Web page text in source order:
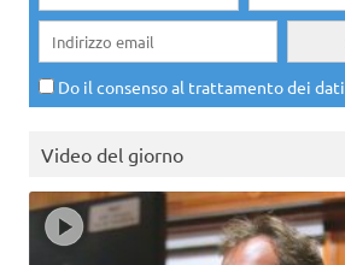
Do il consenso al trattamento dei dati
Video del giorno